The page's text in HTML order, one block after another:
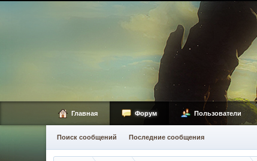
Главная Форум
Поиск сообщений Последние сообщения
Пользователи